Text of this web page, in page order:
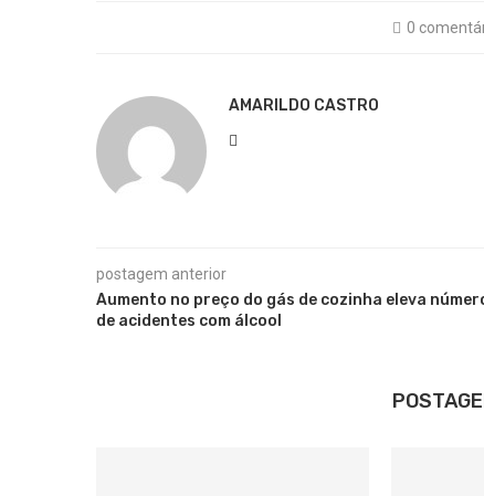
0
AMARILDO CASTRO
postagem anterior
Aumento no preço do gás de cozinha eleva
de acidentes com álcool